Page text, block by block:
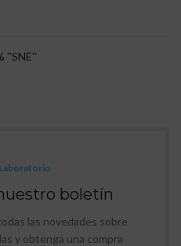
''SNE''
Laboratorio
boletín
las novedades sobre
y obtenga una compra